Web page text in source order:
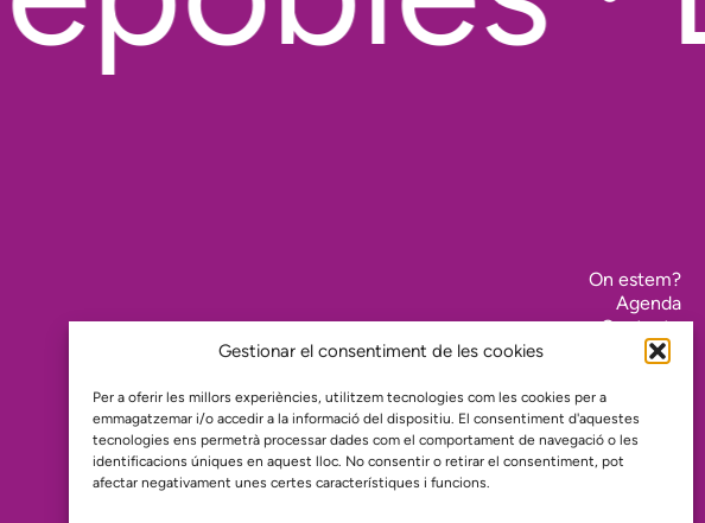
Gestionar el consentiment de les cookies
Per a oferir les millors experiències, utilitzem tecnologies com les cookies per a
emmagatzemar i/o accedir a la informació del dispositiu. El consentiment d'aquestes
tecnologies ens permetrà processar dades com el comportament de navegació o les
identificacions úniques en aquest lloc. No consentir o retirar el consentiment, pot
afectar negativament unes certes característiques i funcions.
On estem?
Agenda
Contacte
El nostre compromís amb la transparència
Política de privacidad
Proyecto web financiado por: